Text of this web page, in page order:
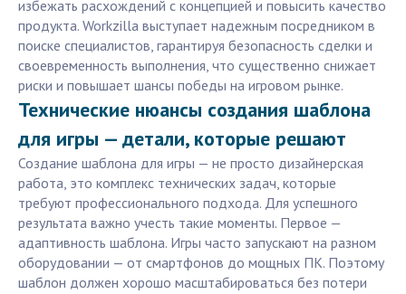
избежать расхождений с концепцией и повысить качество
продукта. Workzilla выступает надежным посредником в
поиске специалистов, гарантируя безопасность сделки и
своевременность выполнения, что существенно снижает
риски и повышает шансы победы на игровом рынке.
Технические нюансы создания шаблона
для игры — детали, которые решают
Создание шаблона для игры — не просто дизайнерская
работа, это комплекс технических задач, которые
требуют профессионального подхода. Для успешного
результата важно учесть такие моменты. Первое —
адаптивность шаблона. Игры часто запускают на разном
оборудовании — от смартфонов до мощных ПК. Поэтому
шаблон должен хорошо масштабироваться без потери